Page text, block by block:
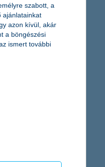
szabott, a
ajánlatainkat
azon kívül, akár
a böngészési
ismert további